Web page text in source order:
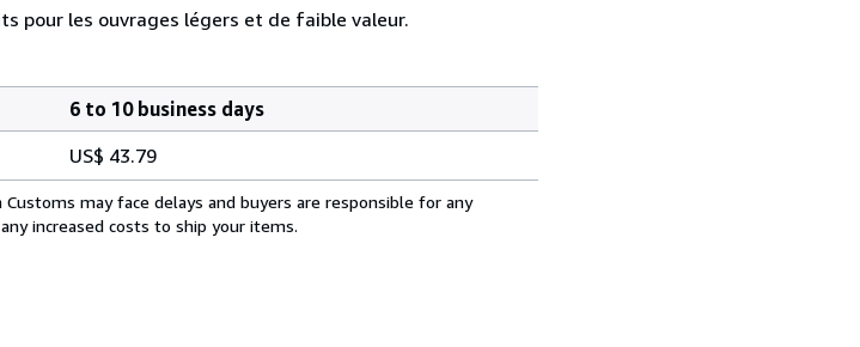
pour les ouvrages légers et de faible valeur.
6 to 10 business days
US$ 43.79
may face delays and buyers are responsible for any
increased costs to ship your items.